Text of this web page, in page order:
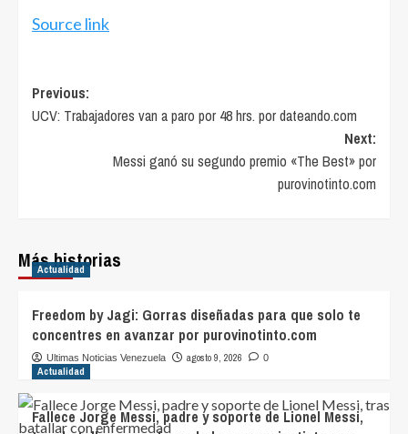
Source link
Post
navigation
Previous:
UCV: Trabajadores van a paro por 48 hrs. por dateando.com
Next:
Messi ganó su segundo premio «The Best» por
purovinotinto.com
Más historias
Actualidad
Freedom by Jagi: Gorras diseñadas para que solo te
concentres en avanzar por purovinotinto.com
Ultimas Noticias Venezuela agosto 9, 2026 0
Actualidad
Fallece Jorge Messi, padre y soporte de Lionel Messi,